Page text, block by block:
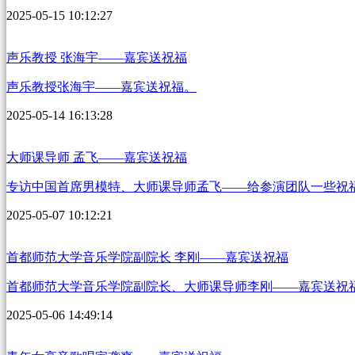
2025-05-15 10:12:27
声乐教授 张海宇——嘉宾送祝福
声乐教授张海宇——嘉宾送祝福。
2025-05-14 16:13:28
大师课导师 孟飞——嘉宾送祝福
专访中国首席男模特、大师课导师孟飞——给参演团队一些祝
2025-05-07 10:12:21
首都师范大学音乐学院副院长 李刚——嘉宾送祝福
首都师范大学音乐学院副院长、大师课导师李刚——嘉宾送祝
2025-05-06 14:49:14